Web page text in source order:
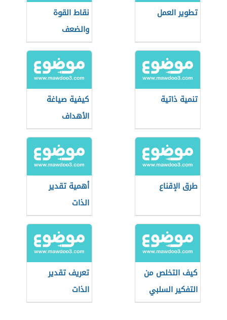
تطوير العمل
نقاط القوة
والضعف
تنمية ذاتية
كيفية صياغة
الأهداف
طرق الإقناع
أهمية تقدير
الذات
كيف التخلص من
التفكير السلبي
تعريف تقدير
الذات